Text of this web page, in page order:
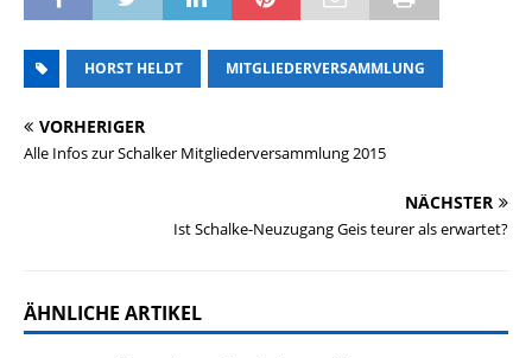
HORST HELDT MITGLIEDERVERSAMMLUNG
VORHERIGER
Alle Infos zur Schalker Mitgliederversammlung 2015
NÄCHSTER
Ist Schalke-Neuzugang Geis teurer als erwartet?
ÄHNLICHE ARTIKEL